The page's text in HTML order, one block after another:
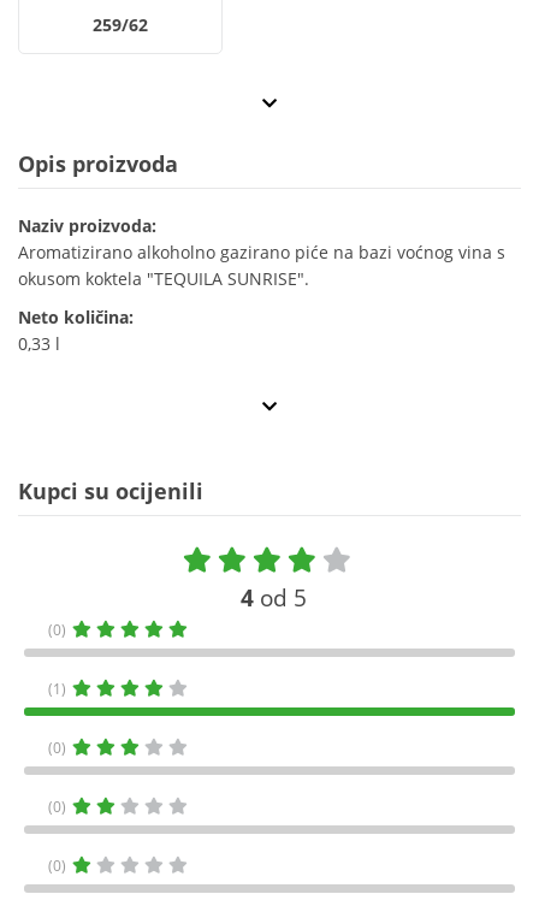
259/62
Opis proizvoda
Naziv proizvoda:
Aromatizirano alkoholno gazirano piće na bazi voćnog vina s
okusom koktela "TEQUILA SUNRISE".
Neto količina:
0,33 l
Kupci su ocijenili
4 od 5
(0)
(1)
(0)
(0)
(0)